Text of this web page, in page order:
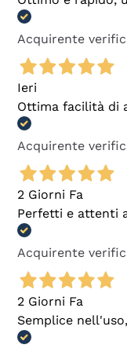
Acquirente
Ieri
Ottima facilità di
Acquirente
2 Giorni Fa
Perfetti e attenti
Acquirente
2 Giorni Fa
Semplice